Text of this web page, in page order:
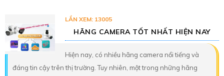
LẦN XEM: 13005
HÃNG CAMERA TỐT NHẤT HIỆN NAY
Hiện nay, có nhiều hãng camera nổi tiếng và
đáng tin cậy trên thị trường. Tuy nhiên, một trong những hãng